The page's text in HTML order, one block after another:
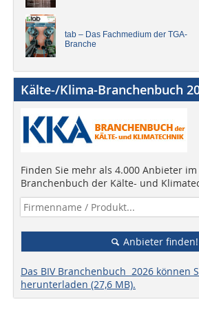
tab – Das Fachmedium der TGA-
Branche
Kälte-/Klima-Branchenbuch
Finden Sie mehr als 4.000 Anbieter im
Branchenbuch der Kälte- und
Anbieter finden!
Das BIV Branchenbuch 2026 können
herunterladen (27,6 MB).